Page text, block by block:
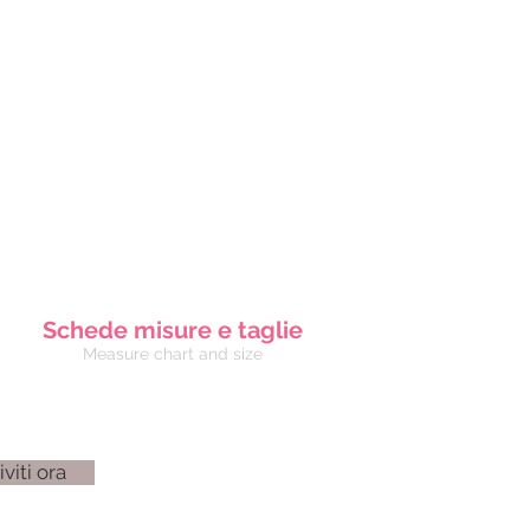
Schede misure e taglie
Measure chart and size
ora